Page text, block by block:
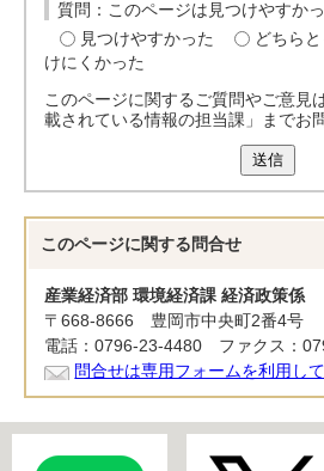
質問：このページは見つけやすか
見つけやすかった
どちら
けにくかった
このページに関するご質問やご意見
載されている情報の担当課」までお
送信
このページに関する 問合せ
産業経済部 環境経済課 経済政策係
〒668-8666 豊岡市中央町2番4号
電話：0796-23-4480 ファクス：
問合せは専用フォームを利用して